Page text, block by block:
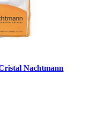
Nachtmann